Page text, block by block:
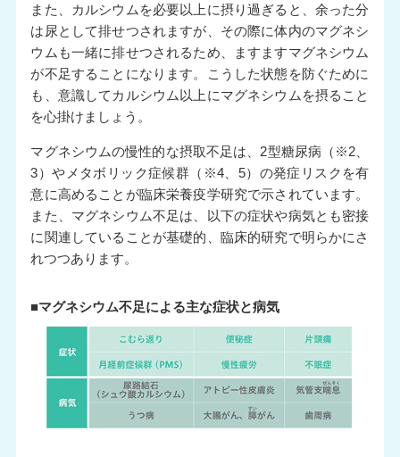
また、カルシウムを必要以上に摂り過ぎると、余った分
は尿として排せつされますが、その際に体内のマグネシ
ウムも一緒に排せつされるため、ますますマグネシウム
が不足することになります。こうした状態を防ぐために
も、意識してカルシウム以上にマグネシウムを摂ること
を心掛けましょう。
マグネシウムの慢性的な摂取不足は、2型糖尿病（※2、
3）やメタボリック症候群（※4、5）の発症リスクを有
意に高めることが臨床栄養疫学研究で示されています。
また、マグネシウム不足は、以下の症状や病気とも密接
に関連していることが基礎的、臨床的研究で明らかにさ
れつつあります。
■マグネシウム不足による主な症状と病気